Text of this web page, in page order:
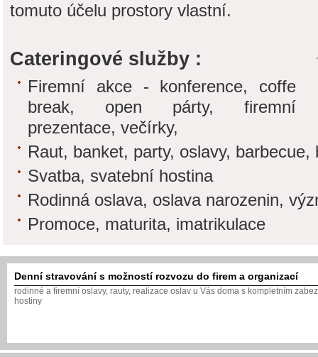
tomuto účelu prostory vlastní.
Cateringové služby :
Firemní akce - konference, coffe
break, open párty, firemní
prezentace, večírky,
Raut, banket, party, oslavy, barbecue,
Svatba, svatební hostina
Rodinná oslava, oslava narozenin,
Promoce, maturita, imatrikulace
Denní stravování s možností rozvozu do firem a organizací
rodinné a firemní oslavy, rauty, realizace oslav u Vás doma s kompletním
hostiny